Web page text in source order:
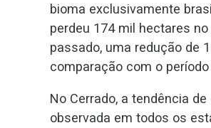
bioma exclusivamente
perdeu 174 mil hectares no
passado, uma redução de
comparação com o período
No Cerrado, a tendência
observada em todos os